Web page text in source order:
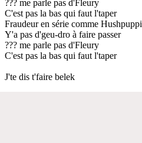
??? me parle pas d'Fleury
C'est pas la bas qui faut l'taper
Fraudeur en série comme Hushpuppi
Y'a pas d'geu-dro à faire passer
??? me parle pas d'Fleury
C'est pas la bas qui faut l'taper
J'te dis t'faire belek